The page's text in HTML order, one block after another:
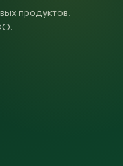
продуктов.